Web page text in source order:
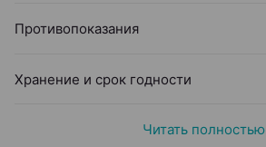
Противопоказания
Хранение и срок годности
Читать полностью